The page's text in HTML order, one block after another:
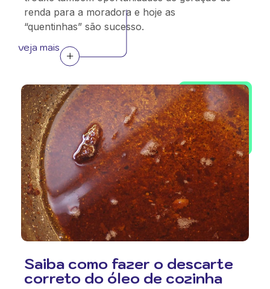
renda para a moradora e hoje as
“quentinhas” são sucesso.
veja mais
Saiba como fazer o descarte
correto do óleo de cozinha